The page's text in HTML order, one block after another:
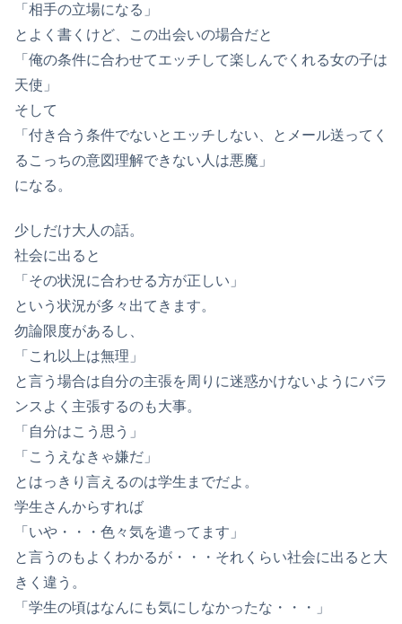
「相手の立場になる」
とよく書くけど、この出会いの場合だと
「俺の条件に合わせてエッチして楽しんでくれる女の子は
天使」
そして
「付き合う条件でないとエッチしない、とメール送ってく
るこっちの意図理解できない人は悪魔」
になる。
少しだけ大人の話。
社会に出ると
「その状況に合わせる方が正しい」
という状況が多々出てきます。
勿論限度があるし、
「これ以上は無理」
と言う場合は自分の主張を周りに迷惑かけないようにバラ
ンスよく主張するのも大事。
「自分はこう思う」
「こうえなきゃ嫌だ」
とはっきり言えるのは学生までだよ。
学生さんからすれば
「いや・・・色々気を遣ってます」
と言うのもよくわかるが・・・それくらい社会に出ると大
きく違う。
「学生の頃はなんにも気にしなかったな・・・」